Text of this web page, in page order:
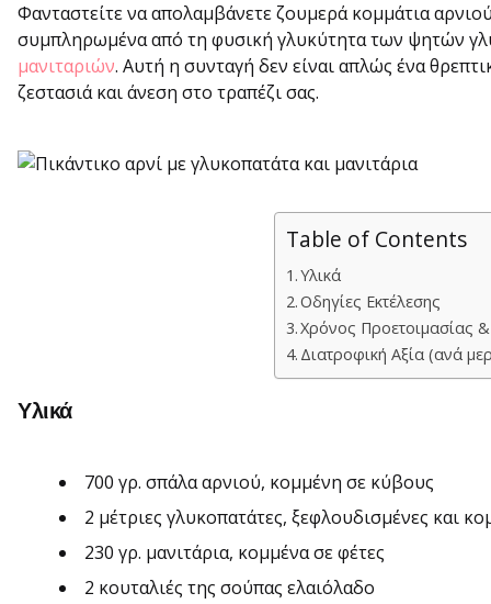
Φανταστείτε να απολαμβάνετε ζουμερά κομμάτια
συμπληρωμένα από τη φυσική γλυκύτητα των ψητών
μανιταριών. Αυτή η συνταγή δεν είναι απλώς ένα
ζεστασιά και άνεση στο τραπέζι σας.
Table of Contents
Υλικά
Οδηγίες Εκτέλεσης
Χρόνος Προετοιμασίας
Διατροφική Αξία (ανά
Υλικά
700 γρ. σπάλα αρνιού, κομμένη σε κύβους
2 μέτριες γλυκοπατάτες, ξεφλουδισμένες και
230 γρ. μανιτάρια, κομμένα σε φέτες
2 κουταλιές της σούπας ελαιόλαδο